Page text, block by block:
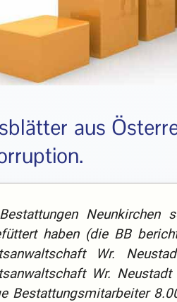
aus
Neunkirchen
haben (die BB
Wr.
Wr.
Bestattungsmitarbeiter